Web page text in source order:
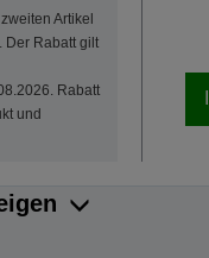
Artikel
Der Rabatt gilt
Rabatt
und